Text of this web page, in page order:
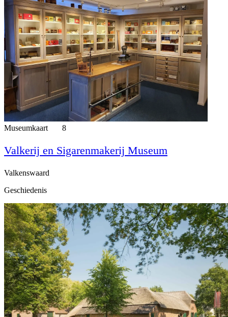
Museumkaart 8
Valkerij en Sigarenmakerij Museum
Valkenswaard
Geschiedenis